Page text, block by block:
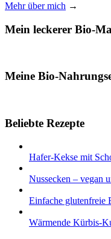
Mehr über mich →
Mein leckerer Bio-
Meine Bio-
Beliebte Rezepte
Hafer-Kekse mit
Nussecken – vegan
Einfache glutenfreie
Wärmende Kürbis-